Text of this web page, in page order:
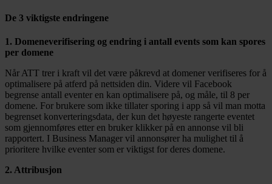
De 3 viktigste endringene
1. Domeneverifisering og endring i antall events som kan spores
per domene
Når ATT trer i kraft vil det være påkrevd at domener verifiseres for å
optimalisere på atferd på nettsiden din. Videre vil Facebook
begrense antall eventer en kan optimalisere på, og måle, til 8 per
domene. For brukere som ikke tillater sporing i app så vil man motta
begrenset konverteringsdata, der kun det høyeste rangerte eventet
som gjennomføres etter en bruker klikker på en annonse vil bli
rapportert. I Business Manager vil annonsører ha mulighet til å
prioritere hvilke eventer som er viktigst for deres domene.
2. Attribusjon